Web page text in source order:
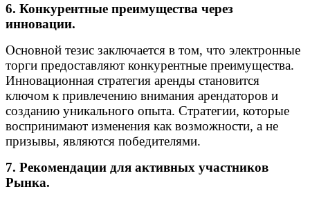
6. Конкурентные преимущества через
инновации.
Основной тезис заключается в том, что электронные
торги предоставляют конкурентные преимущества.
Инновационная стратегия аренды становится
ключом к привлечению внимания арендаторов и
созданию уникального опыта. Стратегии, которые
воспринимают изменения как возможности, а не
призывы, являются победителями.
7. Рекомендации для активных участников
Рынка.